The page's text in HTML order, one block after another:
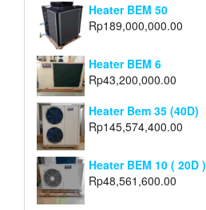
Heater BEM 50
Rp189,000,000.00
Heater BEM 6
Rp43,200,000.00
Heater Bem 35 (40D)
Rp145,574,400.00
Heater BEM 10 ( 20D )
Rp48,561,600.00